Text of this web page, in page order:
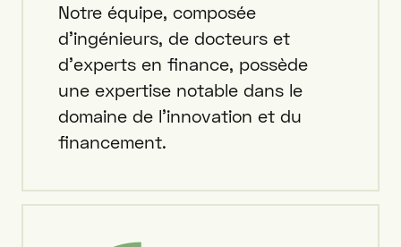
Notre équipe, composée
d'ingénieurs, de docteurs et
d'experts en finance, possède
une expertise notable dans le
domaine de l'innovation et du
financement.